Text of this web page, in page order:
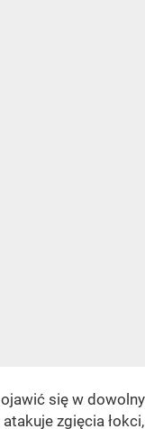
się w
zgięcia